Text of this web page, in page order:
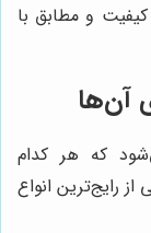
و مطابق با
آن‌ها
که هر کدام
رایج‌ترین انواع